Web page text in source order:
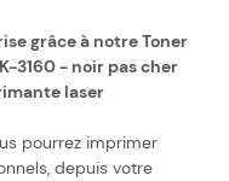
grâce à notre Toner
3160 - noir pas cher
laser
pourrez imprimer
depuis votre